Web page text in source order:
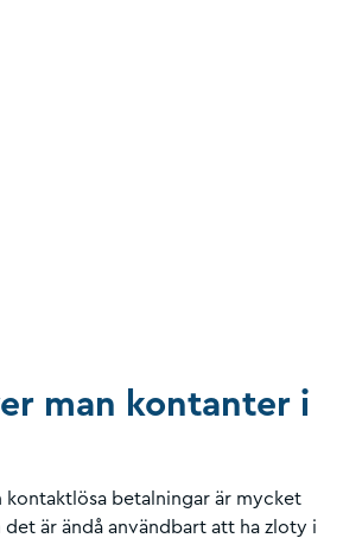
man kontanter i
kontaktlösa betalningar är mycket
det är ändå användbart att ha zloty i